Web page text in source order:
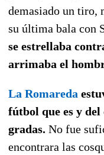
demasiado un tiro,
su última bala con
se estrellaba
arrimaba el
La Romareda
fútbol que es y del
gradas. No fue
encontrara las